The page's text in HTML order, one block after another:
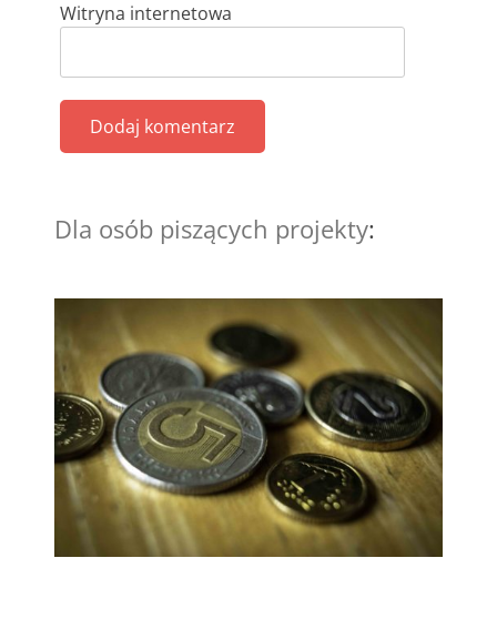
Witryna internetowa
Dla osób piszących projekty: